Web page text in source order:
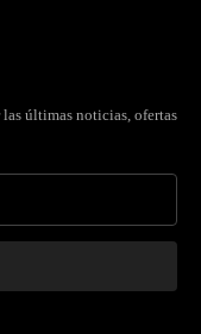
últimas noticias, ofertas